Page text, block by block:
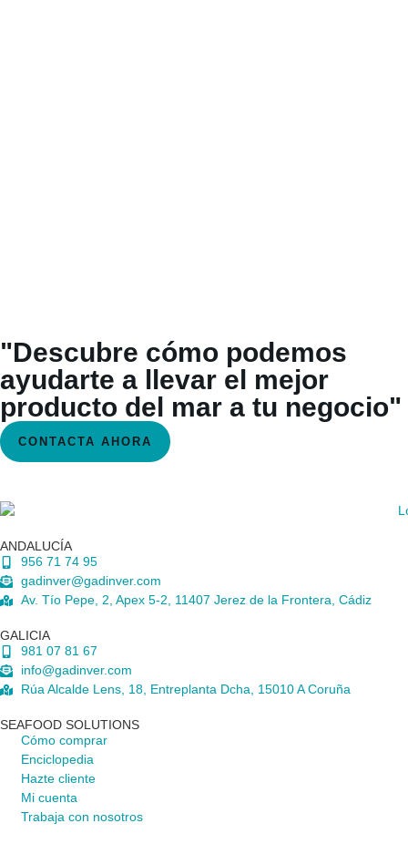
"Descubre cómo podemos
ayudarte a llevar el mejor
producto del mar a tu negocio"
CONTACTA AHORA
ANDALUCÍA
956 71 74 95
gadinver@gadinver.com
Av. Tío Pepe, 2, Apex 5-2, 11407 Jerez de la Frontera, Cádiz
GALICIA
981 07 81 67
info@gadinver.com
Rúa Alcalde Lens, 18, Entreplanta Dcha, 15010 A Coruña
SEAFOOD SOLUTIONS
Cómo comprar
Enciclopedia
Hazte cliente
Mi cuenta
Trabaja con nosotros